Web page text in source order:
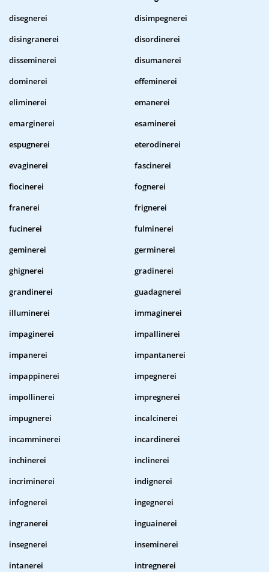
disegnerei
disimpegnerei
disingranerei
disordinerei
disseminerei
disumanerei
dominerei
effeminerei
eliminerei
emanerei
emarginerei
esaminerei
espugnerei
eterodinerei
evaginerei
fascinerei
fiocinerei
fognerei
franerei
frignerei
fucinerei
fulminerei
geminerei
germinerei
ghignerei
gradinerei
grandinerei
guadagnerei
illuminerei
immaginerei
impaginerei
impallinerei
impanerei
impantanerei
impappinerei
impegnerei
impollinerei
impregnerei
impugnerei
incalcinerei
incamminerei
incardinerei
inchinerei
inclinerei
incriminerei
indignerei
infognerei
ingegnerei
ingranerei
inguainerei
insegnerei
inseminerei
intanerei
intregnerei